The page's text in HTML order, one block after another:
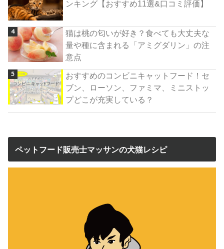
ンキング【おすすめ11選&口コミ評価】
猫は桃の匂いが好き？食べても大丈夫な
量や種に含まれる「アミグダリン」の注
意点
おすすめのコンビニキャットフード！セ
ブン、ローソン、ファミマ、ミニストッ
プどこが充実している？
ペットフード販売士マッサンの犬猫レシピ